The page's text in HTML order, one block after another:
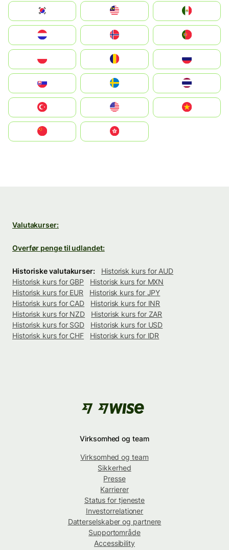
South Korea
United States
中國香港特別行政區
Valutakurser:
Overfør penge til udlandet:
Historiske valutakurser:
Historisk kurs for AUD
Historisk kurs for GBP
Historisk kurs for MXN
Historisk kurs for EUR
Historisk kurs for JPY
Historisk kurs for CAD
Historisk kurs for INR
Historisk kurs for NZD
Historisk kurs for ZAR
Historisk kurs for SGD
Historisk kurs for USD
Historisk kurs for CHF
Historisk kurs for IDR
Virksomhed og team
Virksomhed og team
Sikkerhed
Presse
Karrierer
Status for tjeneste
Investorrelationer
Datterselskaber og partnere
Supportområde
Accessibility